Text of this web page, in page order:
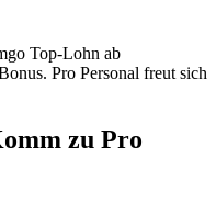
Top-Lohn ab
Pro Personal freut sich
zu Pro